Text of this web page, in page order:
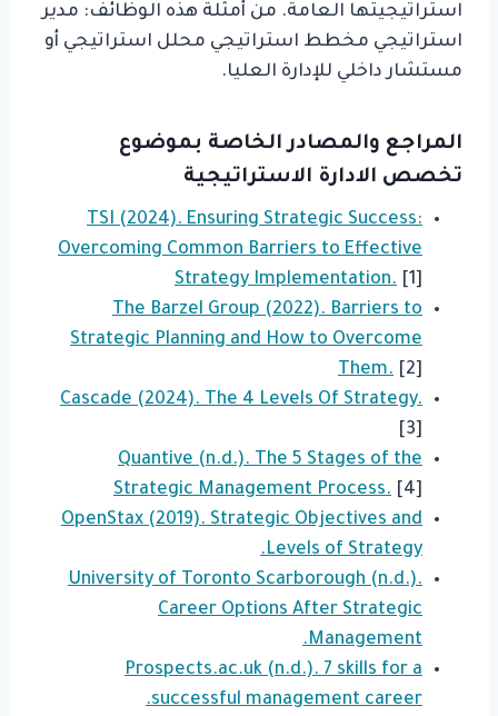
استراتيجيتها العامة. من أمثلة هذه الوظائف: مدير
استراتيجي مخطط استراتيجي محلل استراتيجي أو
مستشار داخلي للإدارة العليا.
المراجع والمصادر الخاصة بموضوع
تخصص الادارة الاستراتيجية
TSI (2024). Ensuring Strategic Success:
Overcoming Common Barriers to Effective
Strategy Implementation. [1]
The Barzel Group (2022). Barriers to
Strategic Planning and How to Overcome
Them. [2]
Cascade (2024). The 4 Levels Of Strategy.
[3]
Quantive (n.d.). The 5 Stages of the
Strategic Management Process. [4]
OpenStax (2019). Strategic Objectives and
Levels of Strategy.
University of Toronto Scarborough (n.d.).
Career Options After Strategic
Management.
Prospects.ac.uk (n.d.). 7 skills for a
successful management career.